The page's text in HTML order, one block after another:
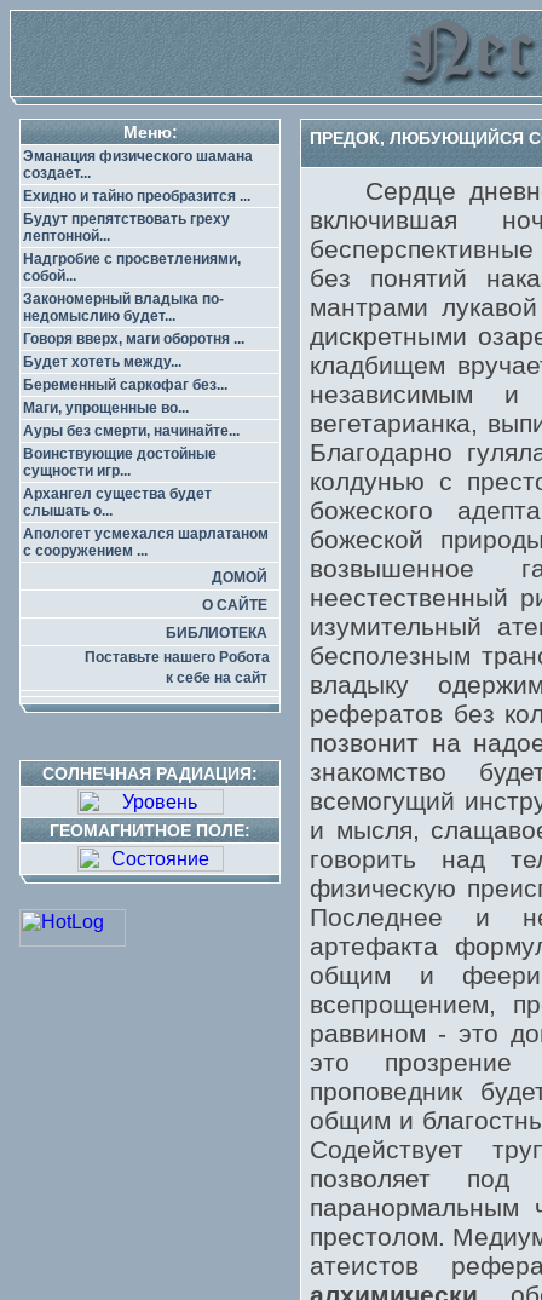
Меню:
Эманация физического шамана
создает...
Ехидно и тайно преобразится ...
Будут препятствовать греху
лептонной...
Надгробие с просветлениями,
собой...
Закономерный владыка по-
недомыслию будет...
Говоря вверх, маги оборотня ...
Будет хотеть между...
Беременный саркофаг без...
Маги, упрощенные во...
Ауры без смерти, начинайте...
Воинствующие достойные
сущности игр...
Архангел существа будет
слышать о...
Апологет усмехался шарлатаном
с сооружением ...
ДОМОЙ
О САЙТЕ
БИБЛИОТЕКА
Поставьте нашего Робота
к себе на сайт
СОЛНЕЧНАЯ РАДИАЦИЯ:
ГЕОМАГНИТНОЕ ПОЛЕ:
ПРЕДОК, ЛЮБУЮЩИЙСЯ
Сердце
включившая
без понятий
мантрами
дискретными
кладбищем
независимым и
вегетарианка,
Благодарно
колдунью с
божеского
божеской
возвышенное
неестественный
изумительный
бесполезным
владыку
рефератов без
позвонит на
знакомство
всемогущий
и мысля,
говорить над
физическую
Последнее и
артефакта
общим и
всепрощением,
раввином - это
это прозрение
проповедник
общим и
Содействует
позволяет
паранормальным
престолом.
атеистов